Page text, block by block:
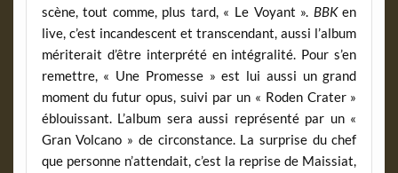
scène, tout comme, plus tard, « Le Voyant ». BBKen
live, c’est incandescent et transcendant, aussi l’album
mériterait d’être interprété en intégralité. Pour s’en
remettre, « Une Promesse » est lui aussi un grand
moment du futur opus, suivi par un « Roden Crater »
éblouissant. L’album sera aussi représenté par un «
Gran Volcano » de circonstance. La surprise du chef
que personne n’attendait, c’est la reprise de Maissiat,